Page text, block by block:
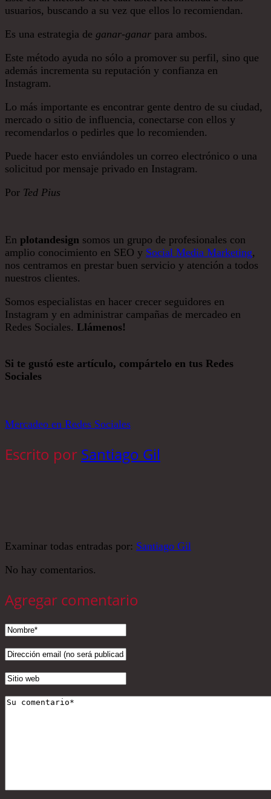
usuarios, buscando a su vez que ellos lo recomiendan.
Es una estrategia de ganar-ganar para ambos.
Este método ayuda no sólo a promover su perfil, sino que
además incrementa su reputación y confianza en
Instagram.
Lo más importante es encontrar gente dentro de su ciudad,
mercado o sitio de influencia, conectarse con ellos y
recomendarlos o pedirles que lo recomienden.
Puede hacer esto enviándoles un correo electrónico o una
solicitud por mensaje privado en Instagram.
Por Ted Pius
En plotandesign somos un grupo de profesionales con
amplio conocimiento en SEO y Social Media Marketing,
nos centramos en prestar buen servicio y atención a todos
nuestros clientes.
Somos especialistas en hacer crecer seguidores en
Instagram y en administrar campañas de mercadeo en
Redes Sociales. Llámenos!
Si te gustó este artículo, compártelo en tus Redes
Sociales
Mercadeo en Redes Sociales
Escrito por Santiago Gil
Examinar todas entradas por: Santiago Gil
No hay comentarios.
Agregar comentario